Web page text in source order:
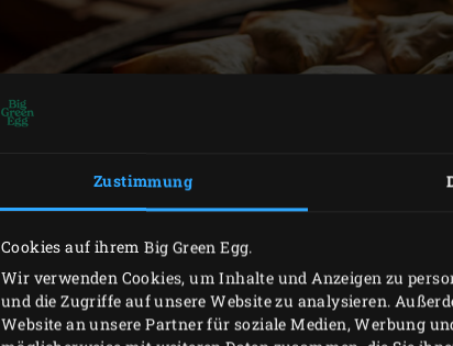
Zustimmung
Cookies auf ihrem Big Green Egg.
Wir verwenden Cookies, um Inhalte und Anzeigen zu
und die Zugriffe auf unsere Website zu analysieren.
Website an unsere Partner für soziale Medien, Werbung